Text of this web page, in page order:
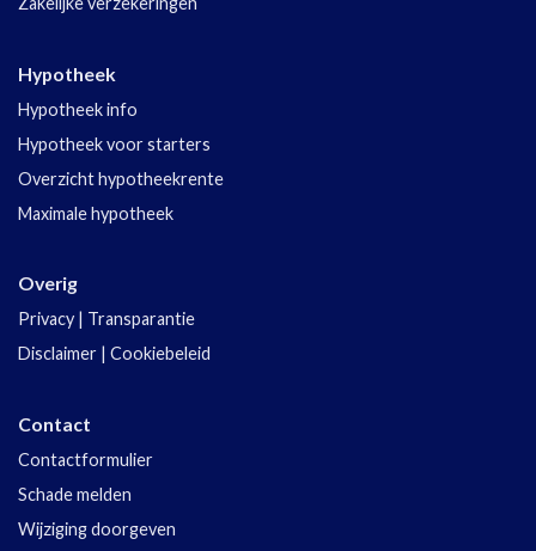
Hypotheek
Hypotheek info
Hypotheek voor starters
Overzicht hypotheekrente
Maximale hypotheek
Overig
Privacy | Transparantie
Disclaimer | Cookiebeleid
Contact
Contactformulier
Schade melden
Wijziging doorgeven